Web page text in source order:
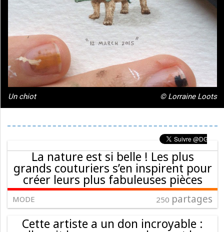
Un chiot © Lorraine Loots
La nature est si belle ! Les plus
grands couturiers s’en inspirent pour
créer leurs plus fabuleuses pièces
MODE 250 partages
Cette artiste a un don incroyable :